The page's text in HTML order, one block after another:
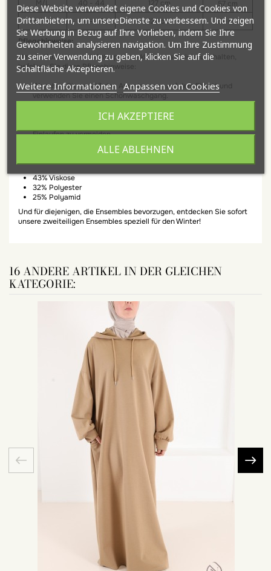
M/L 40 - 44 127 cm
57 cm
L/XL
44 - 48 127 cm 59 cm
Pflegehinweise:
Um die Qualität Ihres Winterpulloverkleids aus Strick zu erhalten,
befolgen Sie diese Pflegehinweise:
Waschen Sie gemäß den Anweisungen auf dem Etikett und
verwenden Sie einen Schonwaschgang.
der Maschenware zu erhalten.
Einlaufen zu vermeiden.
43% Viskose
32% Polyester
25% Polyamid
Und für diejenigen, die Ensembles bevorzugen, entdecken Sie sofort
unsere zweiteiligen Ensembles speziell für den Winter!
16 ANDERE ARTIKEL IN DER GLEICHEN
KATEGORIE:
Diese Website verwendet eigene Cookies und Cookies von
Drittanbietern, um unsereDienste zu verbessern. Und zeigen
Sie Werbung in Bezug auf Ihre Vorlieben, indem Sie Ihre
Gewohnheiten analysieren navigation. Um Ihre Zustimmung
zu seiner Verwendung zu geben, klicken Sie auf die
Schaltfläche Akzeptieren.
Weitere Informationen Anpassen von Cookies
ALLE ABLEHNEN
ICH AKZEPTIERE